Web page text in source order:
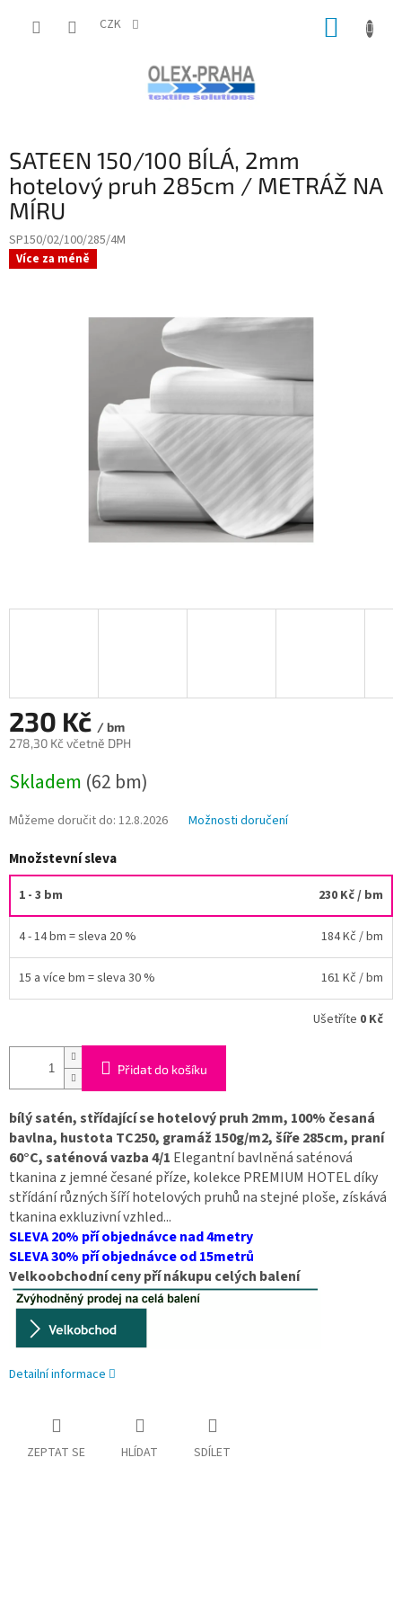
CZK
SATEEN 150/100 BÍLÁ, 2mm
hotelový pruh 285cm / METRÁŽ NA
MÍRU
SP150/02/100/285/4M
Více za méně
230 Kč / bm
278,30 Kč včetně DPH
cena:
Skladem (62 bm)
Můžeme doručit do: 12.8.2026 Možnosti doručení
Množstevní sleva
1 - 3 bm 230 Kč/ bm
4 - 14 bm = sleva 20 % 184 Kč / bm
15 a více bm = sleva 30 % 161 Kč / bm
Ušetříte 0 Kč
Přidat do košíku
bílý satén, střídající se hotelový pruh 2mm, 100% česaná
bavlna, hustota TC250, gramáž 150g/m2, šíře 285cm, praní
60°C, saténová vazba 4/1 Elegantní bavlněná saténová
tkanina z jemné česané příze, kolekce PREMIUM HOTEL díky
střídání různých šíří hotelových pruhů na stejné ploše, získává
tkanina exkluzivní vzhled...
SLEVA 20% pří objednávce nad 4metry
SLEVA 30% pří objednávce od 15metrů
Velkoobchodní ceny pří nákupu celých balení
Detailní informace
ZEPTAT SE HLÍDAT SDÍLET